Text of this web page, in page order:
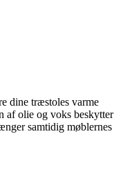
dine træstoles varme
af olie og voks beskytter
samtidig møblernes